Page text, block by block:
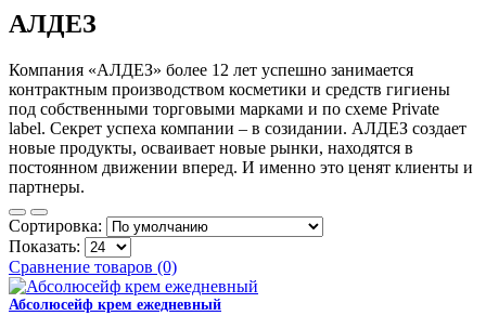
АЛДЕЗ
Компания «АЛДЕЗ» более 12 лет успешно занимается
контрактным производством косметики и средств гигиены
под собственными торговыми марками и по схеме Private
label. Секрет успеха компании – в созидании. АЛДЕЗ создает
новые продукты, осваивает новые рынки, находятся в
постоянном движении вперед. И именно это ценят клиенты и
партнеры.
Сортировка:
Показать:
Сравнение товаров (0)
Абсолюсейф крем ежедневный